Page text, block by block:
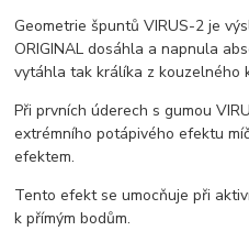
Geometrie špuntů VIRUS-2 je
ORIGINAL dosáhla a napnula
vytáhla tak králíka z kouzelného
Při prvních úderech s gumou
extrémního potápivého efektu
efektem.
Tento efekt se umocňuje při
k přímým bodům.